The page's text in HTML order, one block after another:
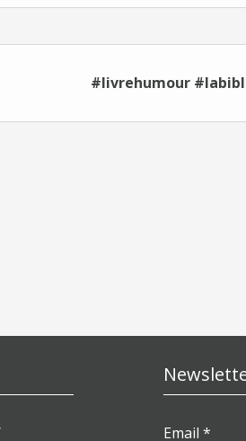
#livrehumour
Email